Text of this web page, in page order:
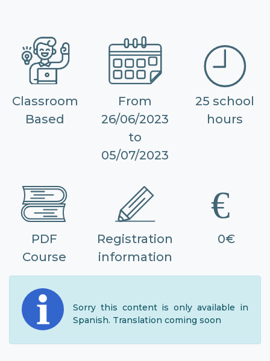
Classroom
Based
From
26/06/2023
to
05/07/2023
25 school
hours
PDF
Course
Registration
information
0€
Sorry this content is only available in
Spanish. Translation coming soon